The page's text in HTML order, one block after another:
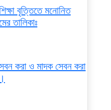
বৃত্তিতে মনোনিত
তালিকাঃ
করা ও মাদক সেবন করা